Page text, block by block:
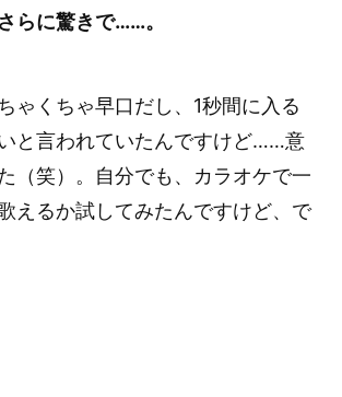
らに驚きで……。
ゃくちゃ早口だし、1秒間に入る
と言われていたんですけど……意
（笑）。自分でも、カラオケで一
えるか試してみたんですけど、で